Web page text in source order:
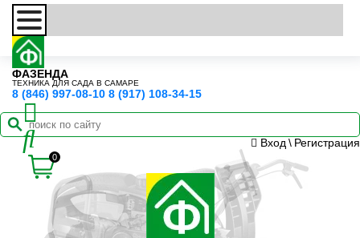
ФАЗЕНДА
ТЕХНИКА ДЛЯ САДА В САМАРЕ
8 (846) 997-08-10 8 (917) 108-34-15
0
Вход \ Регистрация